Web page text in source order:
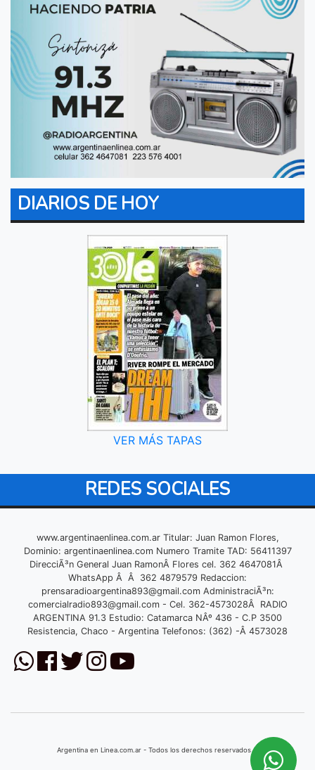
DIARIOS DE HOY
VER MÁS TAPAS
REDES SOCIALES
www.argentinaenlinea.com.ar Titular: Juan Ramon Flores,
Dominio: argentinaenlinea.com Numero Tramite TAD: 56411397
DirecciÃ³n General Juan RamonÂ Flores cel. 362 4647081Â
WhatsApp Â Â 362 4879579 Redaccion:
prensaradioargentina893@gmail.comAdministraciÃ³n:
comercialradio893@gmail.com- Cel. 362-4573028Â RADIO
ARGENTINA 91.3 Estudio: Catamarca NÂº 436 - C.P 3500
Resistencia, Chaco - Argentina Telefonos: (362) -Â 4573028
Argentina en Linea.com.ar - Todos los derechos reservados © 2026